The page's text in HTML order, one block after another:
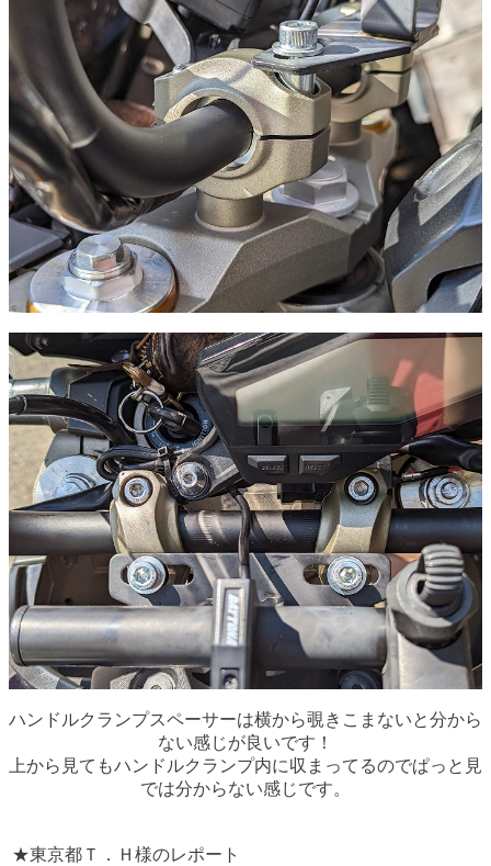
ハンドルクランプスペーサーは横から覗きこまないと分から
ない感じが良いです！
上から見てもハンドルクランプ内に収まってるのでぱっと見
では分からない感じです。
★東京都Ｔ．Ｈ様のレポート